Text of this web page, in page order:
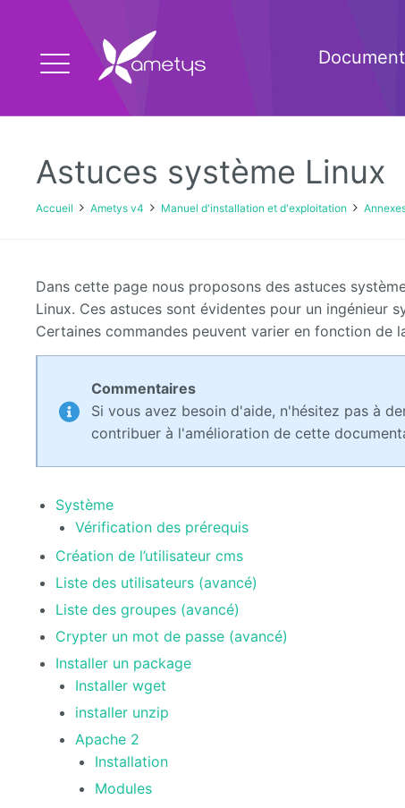
Astuces système Linux
Accueil Ametys v4 Manuel d'installation et d'exploitation
Dans cette page nous proposons des astuces
Linux. Ces astuces sont évidentes pour un ingénieur
Certaines commandes peuvent varier en fonction de
Commentaires
Si vous avez besoin d'aide, n'hésitez pas à
contribuer à l'amélioration de cette
Système
Vérification des prérequis
Création de l’utilisateur cms
Liste des utilisateurs (avancé)
Liste des groupes (avancé)
Crypter un mot de passe (avancé)
Installer un package
Installer wget
installer unzip
Apache 2
Installation
Modules